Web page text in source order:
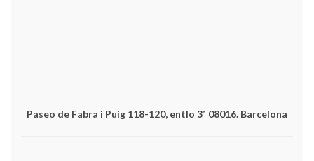
Paseo de Fabra i Puig 118-120, entlo 3ª 08016. Barcelona